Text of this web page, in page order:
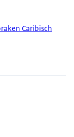
Caribisch